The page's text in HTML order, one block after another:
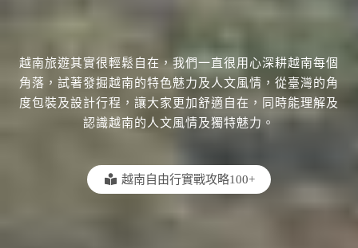
越南旅遊其實很輕鬆自在，我們一直很用心深耕越南每個
角落，試著發掘越南的特色魅力及人文風情，從臺灣的角
度包裝及設計行程，讓大家更加舒適自在，同時能理解及
認識越南的人文風情及獨特魅力。
越南自由行實戰攻略100+